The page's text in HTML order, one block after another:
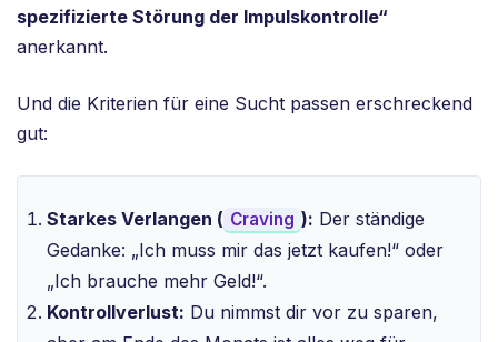
spezifizierte Störung der Impulskontrolle“
anerkannt.
Und die Kriterien für eine Sucht passen erschreckend
gut:
Starkes Verlangen ( Craving ): Der ständige
Gedanke: „Ich muss mir das jetzt kaufen!“ oder
„Ich brauche mehr Geld!“.
Kontrollverlust: Du nimmst dir vor zu sparen,